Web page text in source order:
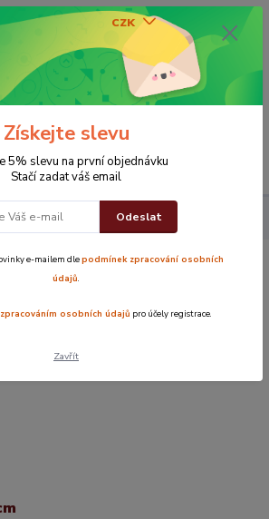
CZK
0 Kč
Osuška Mozaika - krémová
- krémová
Získejte slevu
5% slevu na první objednávku
Stačí zadat váš email
Odeslat
e-mailem dlepodmínek zpracování osobních
údajů.
zpracováním osobních údajů pro účely registrace.
Zavřít